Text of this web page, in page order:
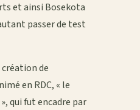
et ainsi Bosekota
passer de test
de
en RDC, « le
qui fut encadre par